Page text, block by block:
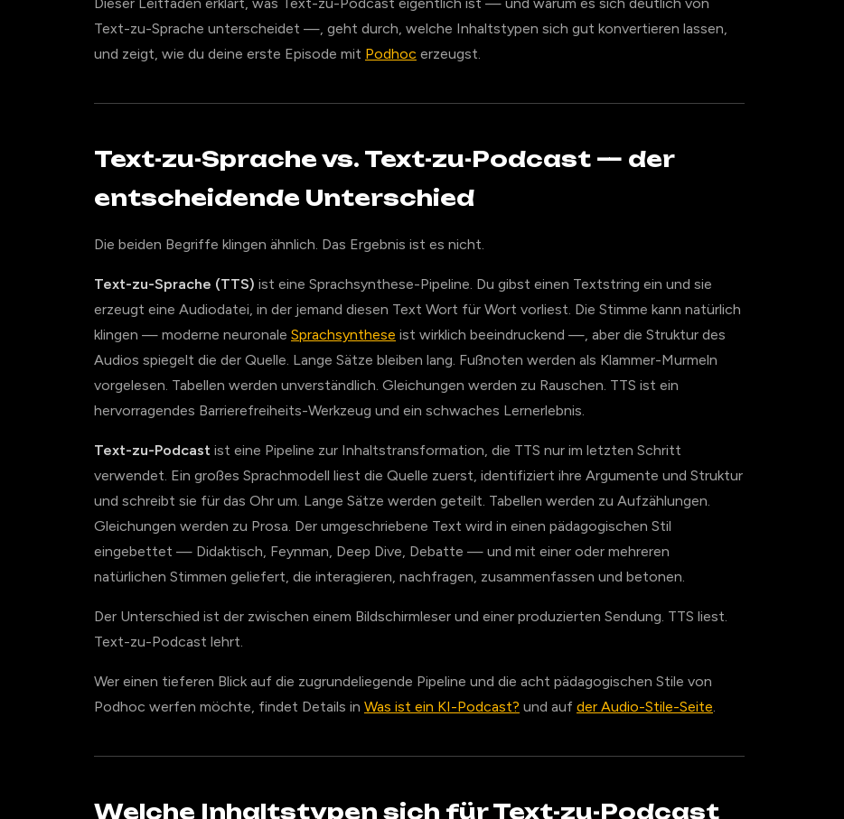
Text-zu-Sprache unterscheidet —, geht durch, welche Inhaltstypen sich gut konvertieren lassen,
und zeigt, wie du deine erste Episode mit Podhoc erzeugst.
Text-zu-Sprache vs. Text-zu-Podcast — der
entscheidende Unterschied
Die beiden Begriffe klingen ähnlich. Das Ergebnis ist es nicht.
Text-zu-Sprache (TTS) ist eine Sprachsynthese-Pipeline. Du gibst einen Textstring ein und sie
erzeugt eine Audiodatei, in der jemand diesen Text Wort für Wort vorliest. Die Stimme kann natürlich
klingen — moderne neuronale Sprachsynthese ist wirklich beeindruckend —, aber die Struktur des
Audios spiegelt die der Quelle. Lange Sätze bleiben lang. Fußnoten werden als Klammer-Murmeln
vorgelesen. Tabellen werden unverständlich. Gleichungen werden zu Rauschen. TTS ist ein
hervorragendes Barrierefreiheits-Werkzeug und ein schwaches Lernerlebnis.
Text-zu-Podcast ist eine Pipeline zur Inhaltstransformation, die TTS nur im letzten Schritt
verwendet. Ein großes Sprachmodell liest die Quelle zuerst, identifiziert ihre Argumente und Struktur
und schreibt sie für das Ohr um. Lange Sätze werden geteilt. Tabellen werden zu Aufzählungen.
Gleichungen werden zu Prosa. Der umgeschriebene Text wird in einen pädagogischen Stil
eingebettet — Didaktisch, Feynman, Deep Dive, Debatte — und mit einer oder mehreren
natürlichen Stimmen geliefert, die interagieren, nachfragen, zusammenfassen und betonen.
Der Unterschied ist der zwischen einem Bildschirmleser und einer produzierten Sendung. TTS liest.
Text-zu-Podcast lehrt.
Wer einen tieferen Blick auf die zugrundeliegende Pipeline und die acht pädagogischen Stile von
Podhoc werfen möchte, findet Details in Was ist ein KI-Podcast? und auf der Audio-Stile-Seite.
Welche Inhaltstypen sich für Text-zu-Podcast